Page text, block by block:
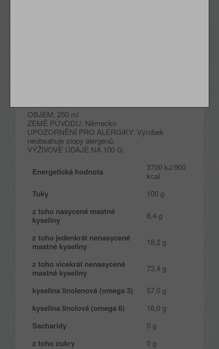
OBJEM: 250 ml
ZEMĚ PŮVODU: Německo
UPOZORNĚNÍ PRO ALERGIKY: Výrobek
neobsahuje stopy alergenů.
VÝŽIVOVÉ ÚDAJE NA 100 G:
Energetická hodnota
3700 kJ/900
kcal
Tuky 100 g
z toho nasycené mastné
kyseliny
8,4 g
z toho jedenkrát nenasycené
mastné kyseliny
18,2 g
z toho vícekrát nenasycené
mastné kyseliny
73,4 g
kyselina linolenová (omega 3) 57,0 g
kyselina linolová (omega 6) 16,0 g
Sacharidy 0 g
z toho cukry 0 g